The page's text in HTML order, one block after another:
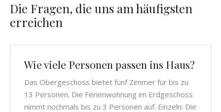
Die Fragen, die uns am häufigsten
erreichen
Wie viele Personen passen ins Haus?
Das Obergeschoss bietet fünf Zimmer für bis zu
13 Personen. Die Ferienwohnung im Erdgeschoss
nimmt nochmals bis zu 3 Personen auf. Einzeln: Die